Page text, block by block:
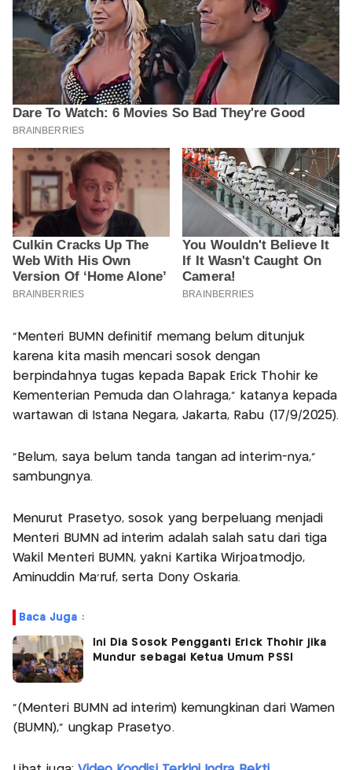
“Menteri BUMN definitif memang belum ditunjuk
karena kita masih mencari sosok dengan
berpindahnya tugas kepada Bapak Erick Thohir ke
Kementerian Pemuda dan Olahraga,” katanya kepada
wartawan di Istana Negara, Jakarta, Rabu (17/9/2025).
“Belum, saya belum tanda tangan ad interim-nya,”
sambungnya.
Menurut Prasetyo, sosok yang berpeluang menjadi
Menteri BUMN ad interim adalah salah satu dari tiga
Wakil Menteri BUMN, yakni Kartika Wirjoatmodjo,
Aminuddin Ma’ruf, serta Dony Oskaria.
Baca Juga :
Ini Dia Sosok Pengganti Erick Thohir jika
Mundur sebagai Ketua Umum PSSI
“(Menteri BUMN ad interim) kemungkinan dari Wamen
(BUMN),” ungkap Prasetyo.